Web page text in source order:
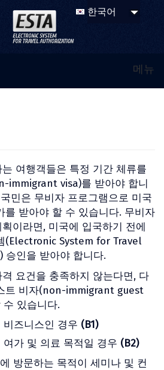
메뉴
여행객들은 특정 기간 체류를
immigrant visa)를 받아야 합니
민은 무비자 프로그램으로 미국
를 받아야 할 수 있습니다. 무비자
이라면, 미국에 입국하기 전에
(Electronic System for Travel
승인을 받아야 합니다.
요건을 충족하지 않는다면, 다
트 비자(non-immigrant guest
있습니다.
비즈니스인 경우 (B1)
여가 및 의료 목적일 경우 (B2)
방문하는 목적이 세미나 및 컨